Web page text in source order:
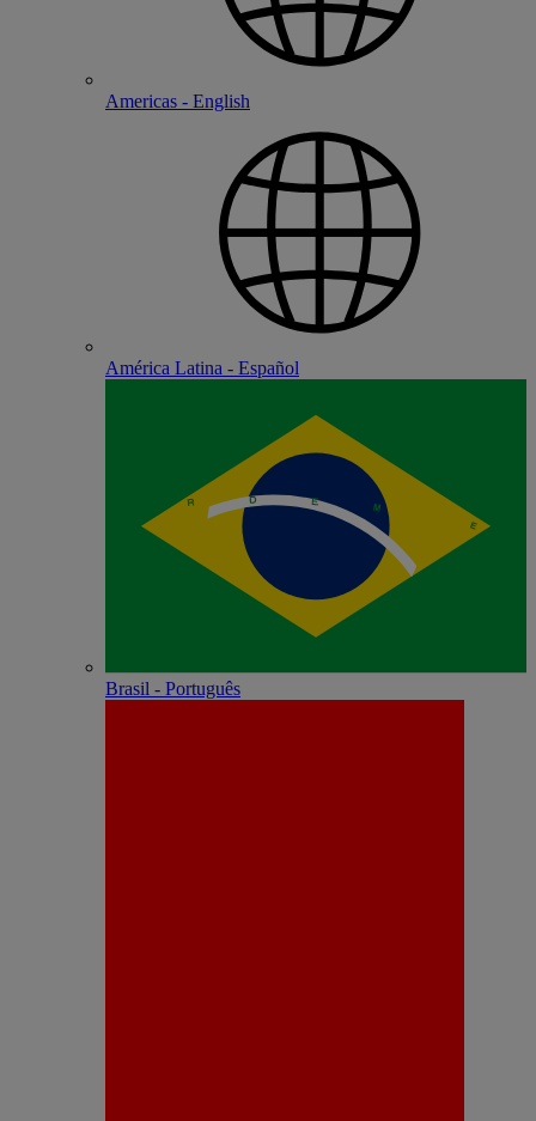
Americas - English
América Latina - Español
Brasil - Português